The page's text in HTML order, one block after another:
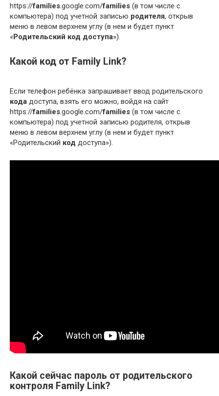
https://families.google.com/families (в том числе с
компьютера) под учетной записью родителя, открыв
меню в левом верхнем углу (в нем и будет пункт
«Родительский код доступа»).
Какой код от Family Link?
Если телефон ребёнка запрашивает ввод родительского
кода доступа, взять его можно, войдя на сайт
https://families.google.com/families (в том числе с
компьютера) под учетной записью родителя, открыв
меню в левом верхнем углу (в нем и будет пункт
«Родительский код доступа»).
Какой сейчас пароль от родительского
контроля Family Link?